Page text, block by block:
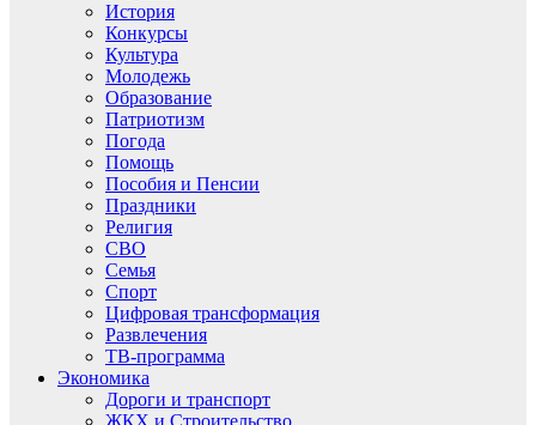
История
Конкурсы
Культура
Молодежь
Образование
Патриотизм
Погода
Помощь
Пособия и Пенсии
Праздники
Религия
СВО
Семья
Спорт
Цифровая трансформация
Развлечения
ТВ-программа
Экономика
Дороги и транспорт
ЖКХ и Строительство